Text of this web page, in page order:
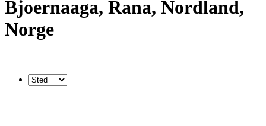
Bjoernaaga, Rana, Nordland,
Norge